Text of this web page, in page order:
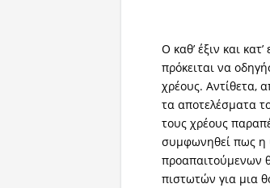
Ο καθ’ έξιν και
πρόκειται να
χρέους. Αντίθετα,
τα αποτελέσματα
τους χρέους
συμφωνηθεί πως η
προαπαιτούμενων
πιστωτών για μια